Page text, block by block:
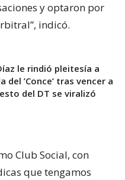
y optaron por
indicó.
le rindió pleitesía a
del ’Conce’ tras vencer a
del DT se viralizó
Club Social, con
que tengamos